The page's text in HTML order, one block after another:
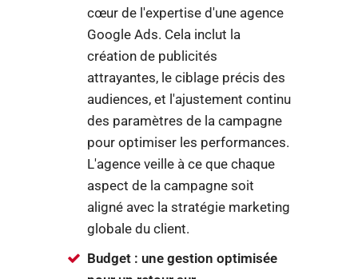
cœur de l'expertise d'une agence
Google Ads. Cela inclut la
création de publicités
attrayantes, le ciblage précis des
audiences, et l'ajustement continu
des paramètres de la campagne
pour optimiser les performances.
L'agence veille à ce que chaque
aspect de la campagne soit
aligné avec la stratégie marketing
globale du client.
Budget : une gestion optimisée